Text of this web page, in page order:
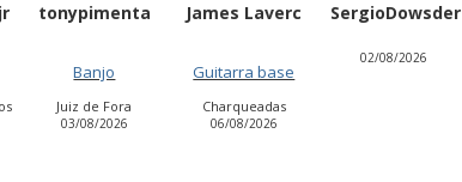
tonypimenta
Banjo
Juiz de Fora
03/08/2026
James Laverc
Guitarra base
Charqueadas
06/08/2026
SergioDowsder
02/08/2026